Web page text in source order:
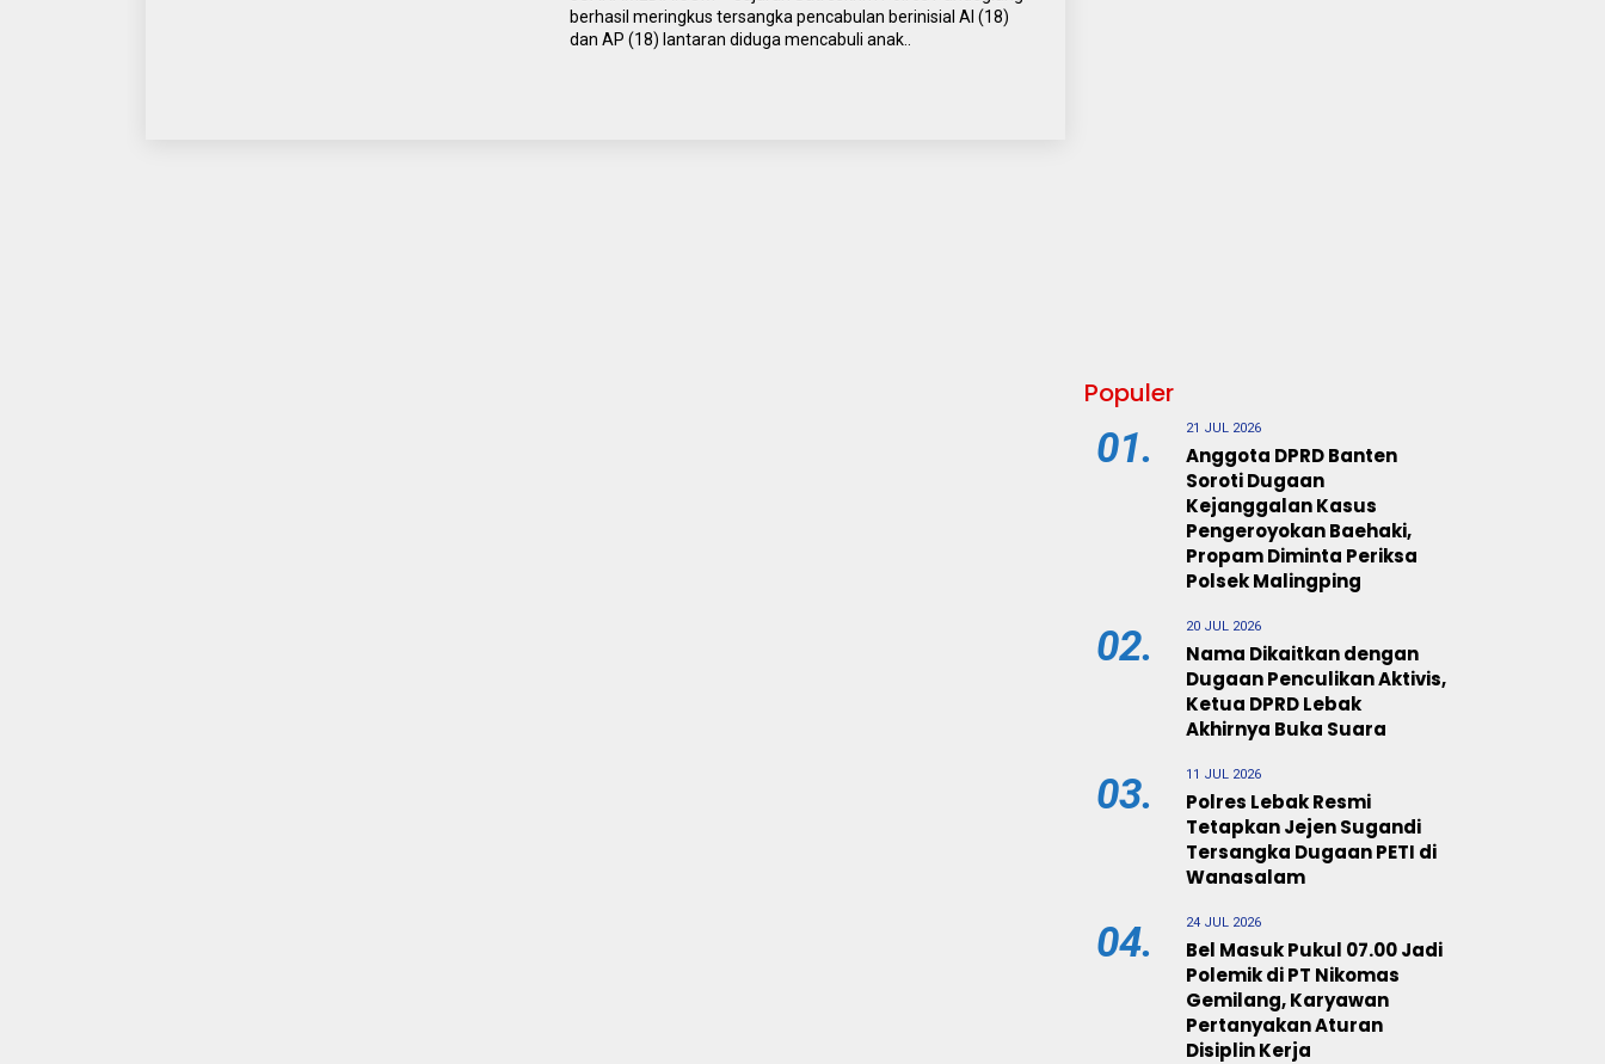
berhasil meringkus tersangka pencabulan berinisial AI (18)
dan AP (18) lantaran diduga mencabuli anak..
Populer
01. 21 JUL 2026
Anggota DPRD Banten
Soroti Dugaan
Kejanggalan Kasus
Pengeroyokan Baehaki,
Propam Diminta Periksa
Polsek Malingping
02. 20 JUL 2026
Nama Dikaitkan dengan
Dugaan Penculikan Aktivis,
Ketua DPRD Lebak
Akhirnya Buka Suara
03. 11 JUL 2026
Polres Lebak Resmi
Tetapkan Jejen Sugandi
Tersangka Dugaan PETI di
Wanasalam
04. 24 JUL 2026
Bel Masuk Pukul 07.00 Jadi
Polemik di PT Nikomas
Gemilang, Karyawan
Pertanyakan Aturan
Disiplin Kerja